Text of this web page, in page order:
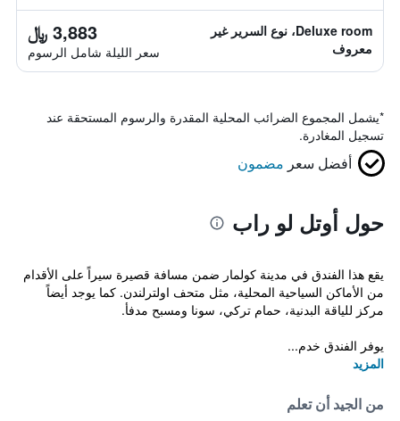
Deluxe room، نوع السرير غير
معروف
3,883 ﷼
سعر الليلة شامل الرسوم
*يشمل المجموع الضرائب المحلية المقدرة والرسوم المستحقة عند
تسجيل المغادرة.
أفضل سعر مضمون
حول أوتل لو راب
يقع هذا الفندق في مدينة كولمار ضمن مسافة قصيرة سيراً على الأقدام
من الأماكن السياحية المحلية، مثل متحف اولترلندن. كما يوجد أيضاً
مركز للياقة البدنية، حمام تركي، سونا ومسبح مدفأ.
يوفر الفندق خدم...
المزيد
من الجيد أن تعلم